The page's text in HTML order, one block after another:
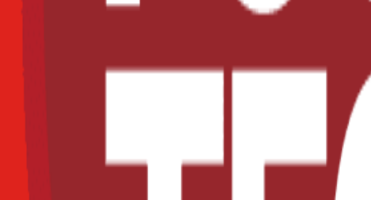
con menor IDH de Oaxaca, que será también
a 150,000 niños, niñas y adolescentes menores
siempre contribuir a la salud y bienestar de nuestros
de alto valor nutrimental, nos permite hoy,
niñas y adolescentes de nuestro país que pueda ser